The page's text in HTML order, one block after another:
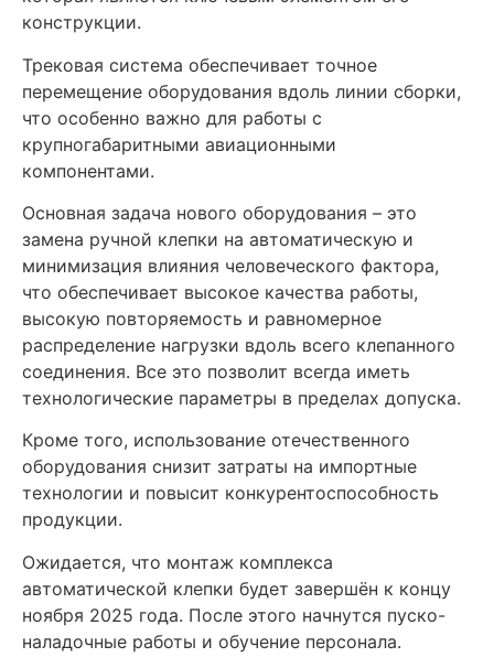
конструкции.
Трековая система обеспечивает точное
перемещение оборудования вдоль линии сборки,
что особенно важно для работы с
крупногабаритными авиационными
компонентами.
Основная задача нового оборудования – это
замена ручной клепки на автоматическую и
минимизация влияния человеческого фактора,
что обеспечивает высокое качества работы,
высокую повторяемость и равномерное
распределение нагрузки вдоль всего клепанного
соединения. Все это позволит всегда иметь
технологические параметры в пределах допуска.
Кроме того, использование отечественного
оборудования снизит затраты на импортные
технологии и повысит конкурентоспособность
продукции.
Ожидается, что монтаж комплекса
автоматической клепки будет завершён к концу
ноября 2025 года. После этого начнутся пуско-
наладочные работы и обучение персонала.